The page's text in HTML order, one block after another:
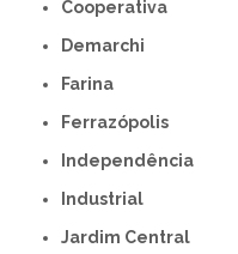
Cooperativa
Demarchi
Farina
Ferrazópolis
Independência
Industrial
Jardim Central